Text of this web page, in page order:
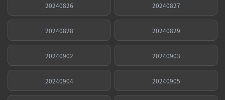
20240826 20240827
20240828 20240829
20240902 20240903
20240904 20240905